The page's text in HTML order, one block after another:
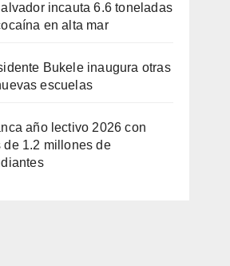
incauta 6.6 toneladas
en alta mar
Bukele inaugura otras
escuelas
año lectivo 2026 con
de 1.2 millones de